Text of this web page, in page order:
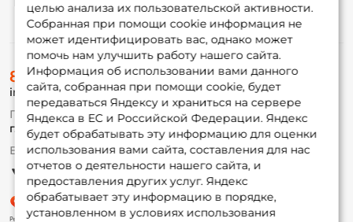
целью анализа их пользовательской активности.
Собранная при помощи cookie информация не
может идентифицировать вас, однако может
помочь нам улучшить работу нашего сайта.
Информация об использовании вами данного
сайта, собранная при помощи cookie, будет
передаваться Яндексу и храниться на сервере
Яндекса в ЕС и Российской Федерации. Яндекс
будет обрабатывать эту информацию для оценки
использования вами сайта, составления для нас
отчетов о деятельности нашего сайта, и
предоставления других услуг. Яндекс
обрабатывает эту информацию в порядке,
установленном в условиях использования
Информация
О магазине
Доставка
Оплата
Fox-bonus
Гуру
Партнерская программа
8 (495) 532-77-88
info@foxfishing.ru
По вопросам с заказом
г. Москва, ул. Плеханова д.7
Ежедневно 10:00 до 20:00